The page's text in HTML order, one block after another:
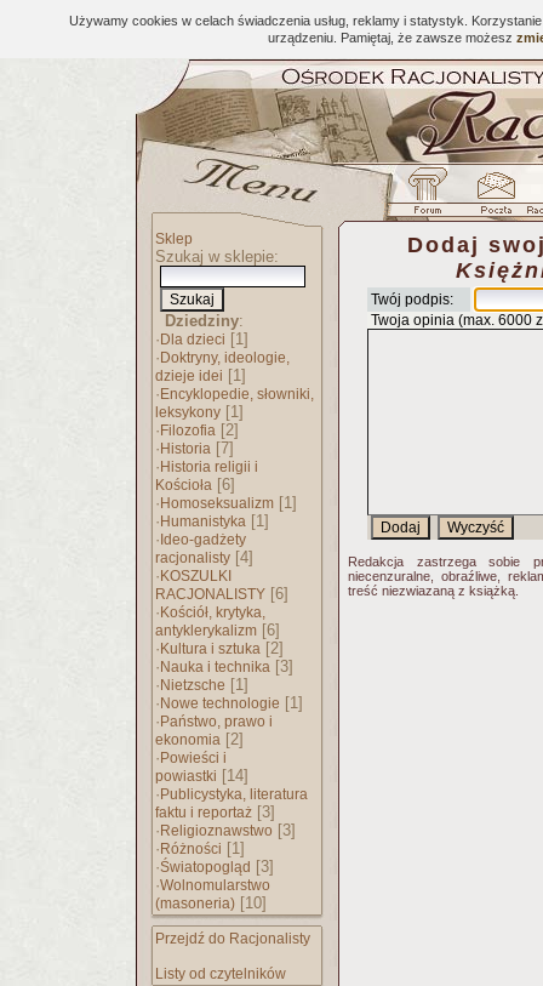
Używamy cookies w celach świadczenia usług, reklamy i statystyk.
urządzeniu. Pamiętaj, że zawsze możesz
Sklep
Szukaj w sklepie:
Dziedziny:
· Dla dzieci [1]
· Doktryny, ideologie,
dzieje idei [1]
· Encyklopedie, słowniki,
leksykony [1]
· Filozofia [2]
· Historia [7]
· Historia religii i
Kościoła [6]
· Homoseksualizm [1]
· Humanistyka [1]
· Ideo-gadżety
racjonalisty [4]
· KOSZULKI
RACJONALISTY [6]
· Kościół, krytyka,
antyklerykalizm [6]
· Kultura i sztuka [2]
· Nauka i technika [3]
· Nietzsche [1]
· Nowe technologie [1]
· Państwo, prawo i
ekonomia [2]
· Powieści i
powiastki [14]
· Publicystyka, literatura
faktu i reportaż [3]
· Religioznawstwo [3]
· Różności [1]
·Światopogląd [3]
·Wolnomularstwo
(masoneria) [10]
Przejdź do Racjonalisty
Listy od czytelników
Dodaj
Twój podpis:
Twoja opinia (max. 6000
Redakcja zastrzega sobie
niecenzuralne, obraźliwe,
treść niezwiazaną z książką.